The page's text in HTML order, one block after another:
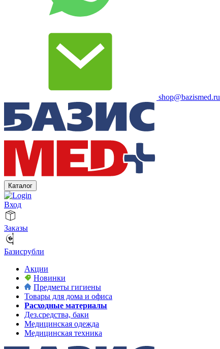
shop@bazismed.ru
Каталог
Вход
Заказы
Базисрубли
Акции
Новинки
Предметы гигиены
Товары для дома и офиса
Расходные материалы
Дез.средства, баки
Медицинская одежда
Медицинская техника